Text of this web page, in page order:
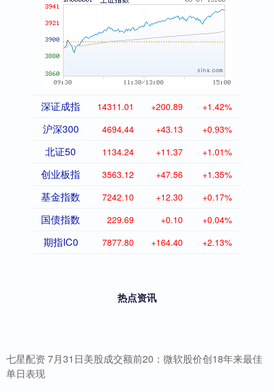
深证成指 14311.01 +200.89 +1.42%
沪深300 4694.44 +43.13 +0.93%
北证50 1134.24 +11.37 +1.01%
创业板指 3563.12 +47.56 +1.35%
基金指数 7242.10 +12.30 +0.17%
国债指数 229.69 +0.10 +0.04%
期指IC0 7877.80 +164.40 +2.13%
热点资讯
七星配资 7月31日美股成交额前20：微软股价创18年来最佳
单日表现